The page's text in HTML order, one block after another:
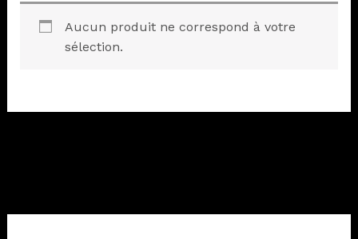
Aucun produit ne correspond à votre
sélection.